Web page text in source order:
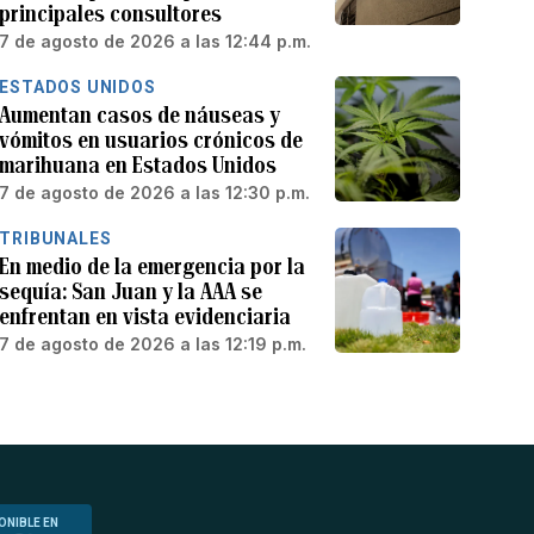
principales consultores
7 de agosto de 2026 a las 12:44 p.m.
ESTADOS UNIDOS
Aumentan casos de náuseas y
vómitos en usuarios crónicos de
marihuana en Estados Unidos
7 de agosto de 2026 a las 12:30 p.m.
TRIBUNALES
En medio de la emergencia por la
sequía: San Juan y la AAA se
enfrentan en vista evidenciaria
7 de agosto de 2026 a las 12:19 p.m.
EN